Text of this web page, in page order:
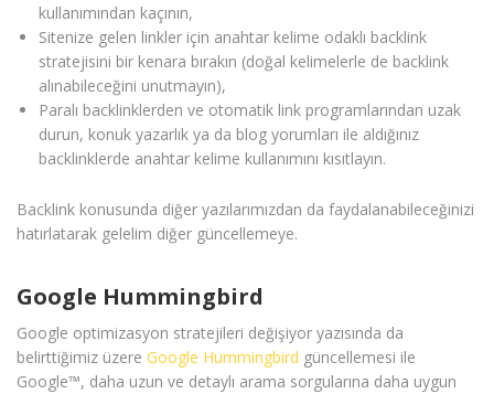
kullanımından kaçının,
Sitenize gelen linkler için anahtar kelime odaklı backlink
stratejisini bir kenara bırakın (doğal kelimelerle de backlink
alınabileceğini unutmayın),
Paralı backlinklerden ve otomatik link programlarından uzak
durun, konuk yazarlık ya da blog yorumları ile aldığınız
backlinklerde anahtar kelime kullanımını kısıtlayın.
Backlink konusunda diğer yazılarımızdan da faydalanabileceğinizi
hatırlatarak gelelim diğer güncellemeye.
Google Hummingbird
Google optimizasyon stratejileri değişiyor yazısında da
belirttiğimiz üzere Google Hummingbird güncellemesi ile
Google™, daha uzun ve detaylı arama sorgularına daha uygun